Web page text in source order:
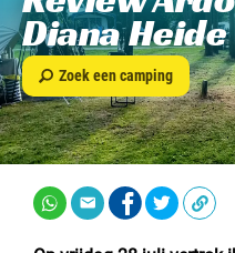
Luxemburg
Frankrijk
Zwitserland
informatie over …
Diana Heide
Zoek een camping